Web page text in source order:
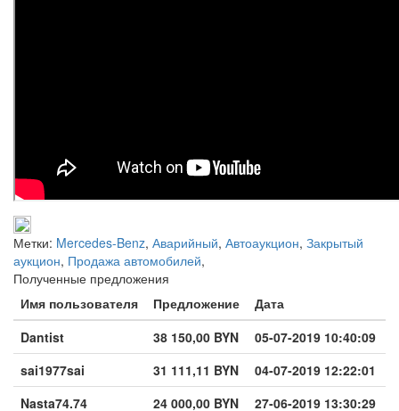
Метки: Mercedes-Benz, Аварийный, Автоаукцион, Закрытый
аукцион, Продажа автомобилей,
Полученные предложения
Имя пользователя
Предложение
Дата
Dantist
38 150,00 BYN
05-07-2019 10:40:09
sai1977sai
31 111,11 BYN
04-07-2019 12:22:01
Nasta74.74
24 000,00 BYN 27-06-2019 13:30:29